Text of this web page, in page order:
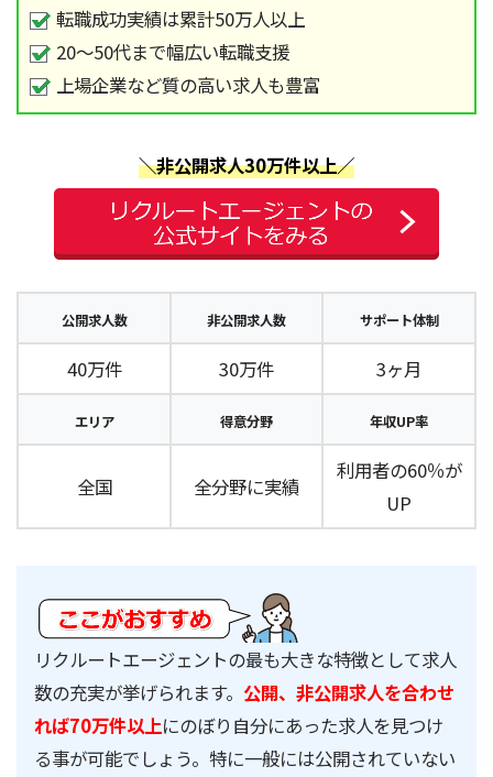
転職成功実績は累計50万人以上
20～50代まで幅広い転職支援
上場企業など質の高い求人も豊富
＼非公開求人30万件以上／
公開求人数 非公開求人数 サポート体制
40万件 30万件 3ヶ月
エリア 得意分野 年収UP率
全国 全分野に実績
利用者の60％が
UP
リクルートエージェントの最も大きな特徴として求人
数の充実が挙げられます。 公開、非公開求人を合わせ
れば70万件以上にのぼり自分にあった求人を見つけ
る事が可能でしょう。特に一般には公開されていない